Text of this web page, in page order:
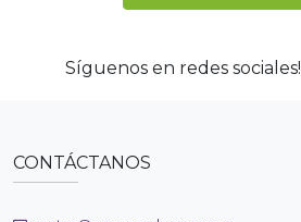
Síguenos en redes sociales!
CONTÁCTANOS